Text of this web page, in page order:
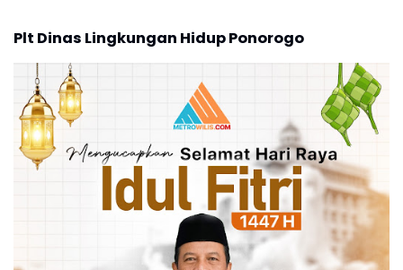
Plt Dinas Lingkungan Hidup Ponorogo